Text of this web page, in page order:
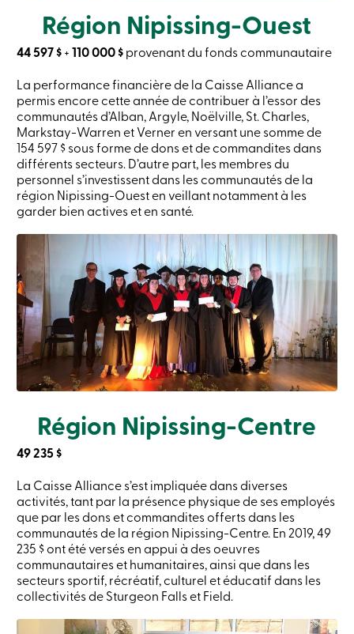
888
404-
2246
rendez-
vous
Taux
d’intérêt
Région Nipissing-Ouest
44 597 $+110 000 $provenant du fonds communautaire
La performance financière de la Caisse Alliance a
permis encore cette année de contribuer à l’essor des
communautés d’Alban, Argyle, Noëlville, St. Charles,
Markstay-Warren et Verner en versant une somme de
154 597 $ sous forme de dons et de commandites dans
différents secteurs. D’autre part, les membres du
personnel s’investissent dans les communautés de la
région Nipissing-Ouest en veillant notamment à les
garder bien actives et en santé.
Région Nipissing-Centre
49 235 $
La Caisse Alliance s’est impliquée dans diverses
activités, tant par la présence physique de ses employés
que par les dons et commandites offerts dans les
communautés de la région Nipissing-Centre. En 2019, 49
235 $ ont été versés en appui à des oeuvres
communautaires et humanitaires, ainsi que dans les
secteurs sportif, récréatif, culturel et éducatif dans les
collectivités de Sturgeon Falls et Field.